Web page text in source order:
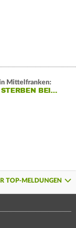
Mittelfranken:
BEI…
TOP-MELDUNGEN